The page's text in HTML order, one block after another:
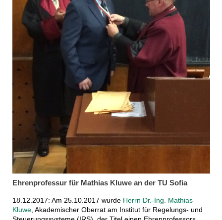
Ehrenprofessur für Mathias Kluwe an der TU Sofia
18.12.2017: Am 25.10.2017 wurde Herrn Dr.-Ing. Mathias
Kluwe, Akademischer Oberrat am Institut für Regelungs- und